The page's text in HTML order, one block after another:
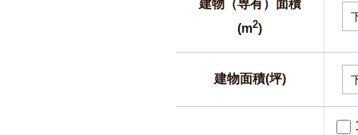
建物（専有）面積
(m2)
建物面積(坪)